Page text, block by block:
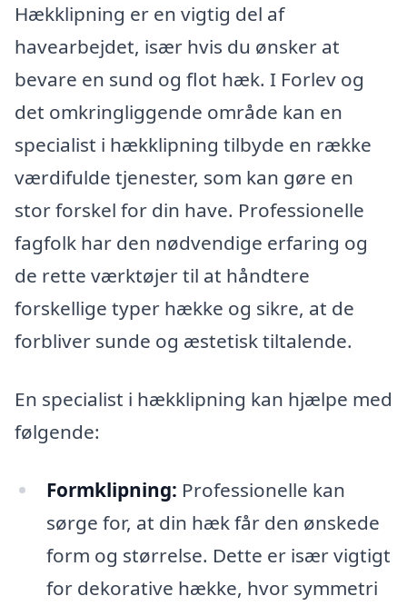
Hækklipning er en vigtig del af
havearbejdet, især hvis du ønsker at
bevare en sund og flot hæk. I Forlev og
det omkringliggende område kan en
specialist i hækklipning tilbyde en række
værdifulde tjenester, som kan gøre en
stor forskel for din have. Professionelle
fagfolk har den nødvendige erfaring og
de rette værktøjer til at håndtere
forskellige typer hække og sikre, at de
forbliver sunde og æstetisk tiltalende.
En specialist i hækklipning kan hjælpe med
følgende:
Formklipning: Professionelle kan
sørge for, at din hæk får den ønskede
form og størrelse. Dette er især vigtigt
for dekorative hække, hvor symmetri